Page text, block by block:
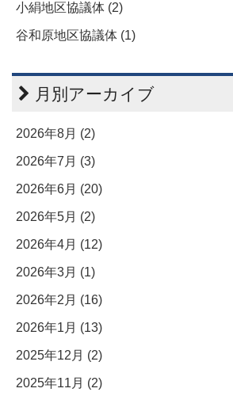
小絹地区協議体 (2)
谷和原地区協議体 (1)
月別アーカイブ
2026年8月 (2)
2026年7月 (3)
2026年6月 (20)
2026年5月 (2)
2026年4月 (12)
2026年3月 (1)
2026年2月 (16)
2026年1月 (13)
2025年12月 (2)
2025年11月 (2)